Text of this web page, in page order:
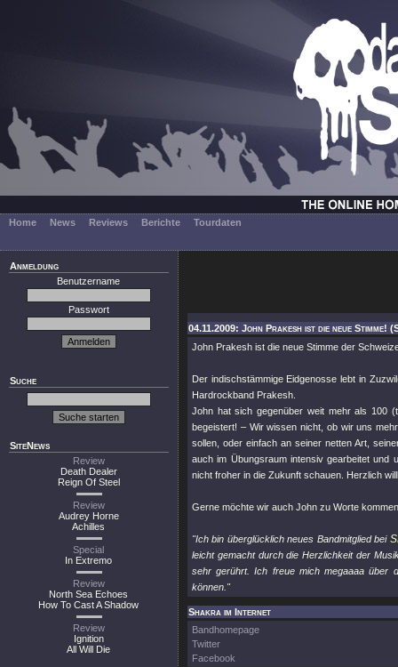
Home News Reviews Berichte Tourdaten
Anmeldung
Benutzername
Passwort
Suche
SiteNews
Review
Death Dealer
Reign Of Steel
Review
Audrey Horne
Achilles
Special
In Extremo
Review
North Sea Echoes
How To Cast A Shadow
Review
Ignition
All Will Die
04.11.2009: John Prakesh ist die neue Stimme!
John Prakesh ist die neue Stimme der
Der indischstämmige Eidgenosse lebt in
Hardrockband Prakesh.
John hat sich gegenüber weit mehr als 100
begeistert! – Wir wissen nicht, ob wir uns
sollen, oder einfach an seiner netten Art,
auch im Übungsraum intensiv gearbeitet und
nicht froher in die Zukunft schauen. Herzlich
Gerne möchte wir auch John zu Worte
"Ich bin überglücklich neues Bandmitglied bei
leicht gemacht durch die Herzlichkeit der
sehr gerührt. Ich freue mich megaaaa über
können."
Shakra im Internet
Bandhomepage
Twitter
Facebook